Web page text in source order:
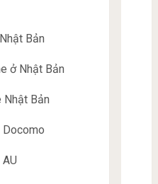
Bản
ở Nhật Bản
Nhật Bản